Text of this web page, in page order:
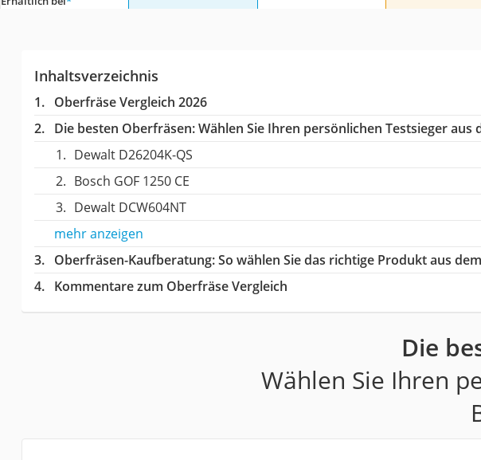
Inhaltsverzeichnis
Oberfräse Vergleich 2026
Die besten Oberfräsen:Wählen Sie Ihren persönlichen Testsieger aus
Dewalt D26204K-QS
Bosch GOF 1250 CE
Dewalt DCW604NT
mehr anzeigen
Oberfräsen-Kaufberatung: So wählen Sie das richtige Produkt aus
Kommentare zum Oberfräse Vergleich
Die
Wählen Sie Ihren